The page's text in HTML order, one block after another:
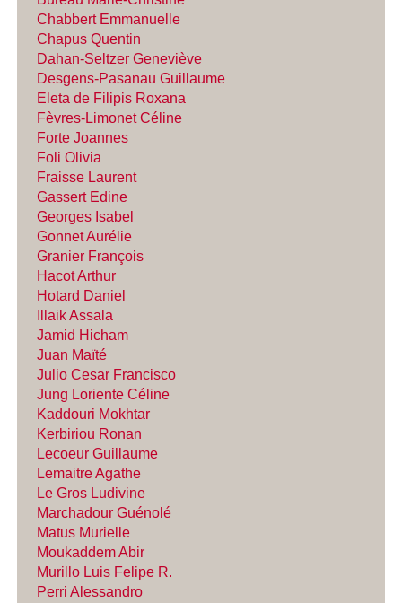
Chabbert Emmanuelle
Chapus Quentin
Dahan-Seltzer Geneviève
Desgens-Pasanau Guillaume
Eleta de Filipis Roxana
Fèvres-Limonet Céline
Forte Joannes
Foli Olivia
Fraisse Laurent
Gassert Edine
Georges Isabel
Gonnet Aurélie
Granier François
Hacot Arthur
Hotard Daniel
Illaik Assala
Jamid Hicham
Juan Maïté
Julio Cesar Francisco
Jung Loriente Céline
Kaddouri Mokhtar
Kerbiriou Ronan
Lecoeur Guillaume
Lemaitre Agathe
Le Gros Ludivine
Marchadour Guénolé
Matus Murielle
Moukaddem Abir
Murillo Luis Felipe R.
Perri Alessandro